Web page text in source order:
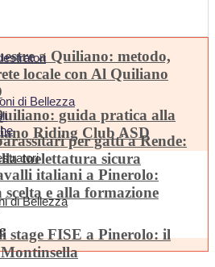
per gatti a Rende:
toelettatura sicura
a Quiliano: metodo,
locale con Al Quiliano
guida pratica alla
Riding Club ASD
italiani a Pinerolo:
e alla formazione
stage FISE a Pinerolo: il
di Bellezza
di Bellezza